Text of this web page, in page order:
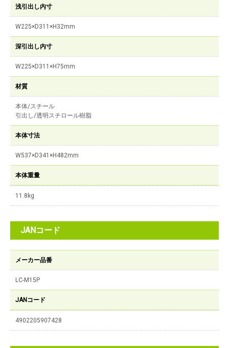
浅引出し内寸
W225×D311×H32mm
深引出し内寸
W225×D311×H75mm
材質
本体/スチール
引出し/透明スチロール樹脂
本体寸法
W537×D341×H482mm
本体重量
11.8kg
JANコード
メーカー品番
LC-M15P
JANコード
4902205907428